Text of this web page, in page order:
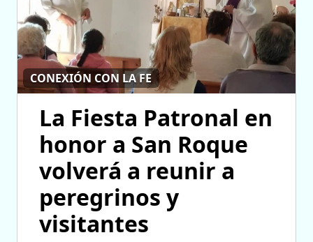
CONEXIÓN CON LA FE
La Fiesta Patronal en
honor a San Roque
volverá a reunir a
peregrinos y
visitantes